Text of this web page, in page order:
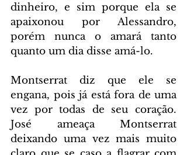
dinheiro, e sim porque ela se
apaixonou por Alessandro,
porém nunca o amará tanto
quanto um dia disse amá-lo.
Montserrat diz que ele se
engana, pois já está fora de uma
vez por todas de seu coração.
José ameaça Montserrat
deixando uma vez mais muito